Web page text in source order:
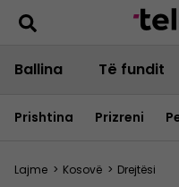
Ballina Të fundit
Prishtina Prizreni
Lajme > Kosovë > Drejtësi